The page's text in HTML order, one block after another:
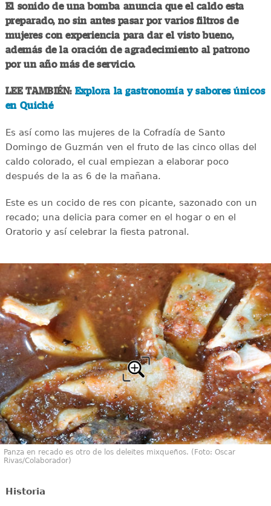
El sonido de una bomba anuncia que el caldo esta
preparado, no sin antes pasar por varios filtros de
mujeres con experiencia para dar el visto bueno,
además de la oración de agradecimiento al patrono
por un año más de servicio.
LEE TAMBIÉN: Explora la gastronomía y sabores únicos
en Quiché
Es así como las mujeres de la Cofradía de Santo
Domingo de Guzmán ven el fruto de las cinco ollas del
caldo colorado, el cual empiezan a elaborar poco
después de la as 6 de la mañana.
Este es un cocido de res con picante, sazonado con un
recado; una delicia para comer en el hogar o en el
Oratorio y así celebrar la fiesta patronal.
Panza en recado es otro de los deleites mixqueños. (Foto: Oscar
Rivas/Colaborador)
Historia